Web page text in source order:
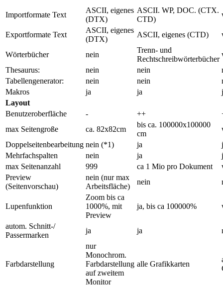
Importformate Text
ASCII, eigenes
(DTX)
ASCII. WP, DOC. (CTX.
CTD)
Exportformate Text
ASCII, eigenes
(DTX)
ASCII, eigenes (CTD)
Wörterbücher nein
Trenn- und
Rechtschreibwörterbücher
Thesaurus:
nein nein
Tabellengenerator:
nein nein
Makros
ja ja
Layout
Benutzeroberfläche
- ++
max Seitengroße
ca. 82x82cm
bis ca. 100000x100000
cm
Doppelseitenbearbeitung nein (*1) ja
Mehrfachspalten
nein ja
max Seitenanzahl
999 ca 1 Mio pro Dokument
Preview
(Seitenvorschau)
nein (nur max
Arbeitsfläche)
nein
Lupenfunktion
Zoom bis ca
1000%, mit
Preview
ja, bis ca 100000%
autom. Schnitt-/
Passermarken
ja ja
Farbdarstellung
nur
Monochrom.
Farbdarstellung
auf zweitem
Monitor
alle Grafikkarten